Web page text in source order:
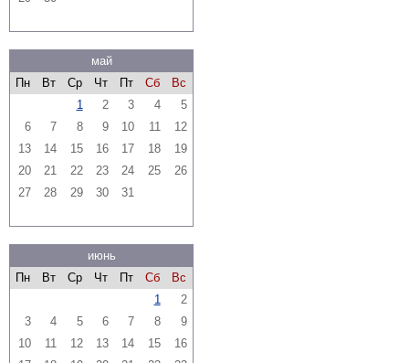
май
Пн
Вт Ср Чт Пт Сб
Вс
1
2 3 4
5
6
7 8 9 10 11
12
13
14 15 16 17 18
19
20
21 22 23 24 25
26
27
28 29 30 31
июнь
Пн
Вт Ср Чт Пт Сб
Вс
1
2
3
4 5 6 7 8
9
10
11 12 13 14 15
16